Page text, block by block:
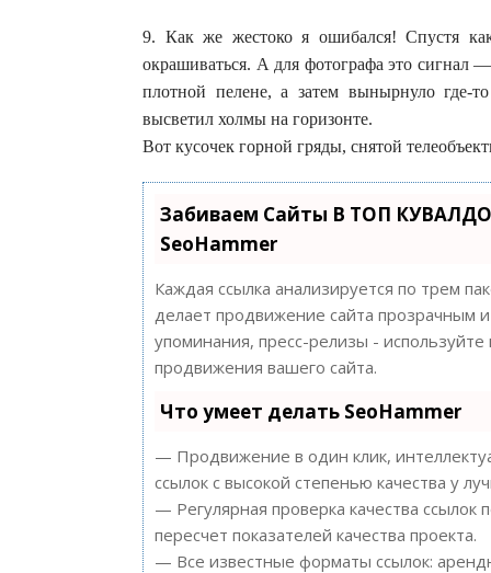
9. Как же жестоко я ошибался! Спустя
окрашиваться. А для фотографа это сигнал
плотной пелене, а затем вынырнуло где-
высветил холмы на горизонте.
Вот кусочек горной гряды, снятой
Забиваем Сайты В ТОП
SeoHammer
Каждая ссылка анализируется по трем
делает продвижение сайта прозрачным
упоминания, пресс-релизы -
продвижения вашего сайта.
Что умеет делать SeoHammer
— Продвижение в один клик,
ссылок с высокой степенью качества у
— Регулярная проверка качества
пересчет показателей качества проекта.
— Все известные форматы ссылок: